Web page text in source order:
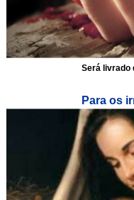
Será livrado
Para os